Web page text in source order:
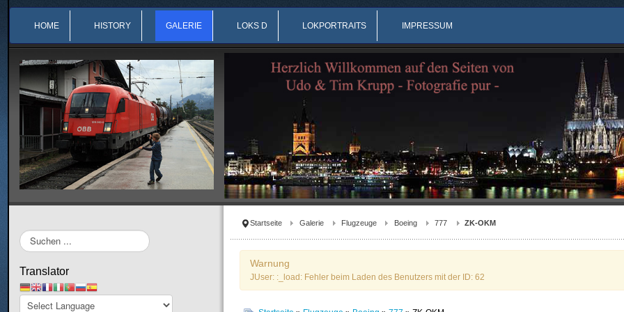
HOME HISTORY GALERIE LOKS D LOKPORTRAITS IMPRESSUM
Startseite Galerie Flugzeuge Boeing 777 ZK-OKM
Warnung
JUser: :_load: Fehler beim Laden des Benutzers mit der ID: 62
Suchen
...
Translator